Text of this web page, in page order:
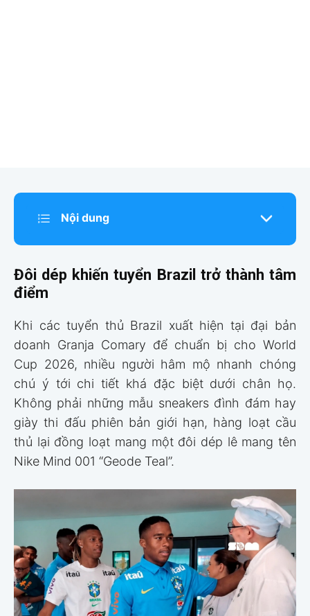
Nội dung
Đôi dép khiến tuyển Brazil trở thành tâm
điểm
Khi các tuyển thủ Brazil xuất hiện tại đại bản
doanh Granja Comary để chuẩn bị cho World
Cup 2026, nhiều người hâm mộ nhanh chóng
chú ý tới chi tiết khá đặc biệt dưới chân họ.
Không phải những mẫu sneakers đình đám hay
giày thi đấu phiên bản giới hạn, hàng loạt cầu
thủ lại đồng loạt mang một đôi dép lê mang tên
Nike Mind 001 “Geode Teal”.